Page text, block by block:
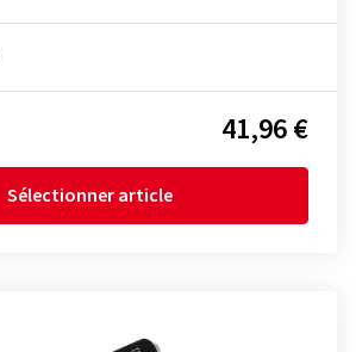
41,96 €
Sélectionner article